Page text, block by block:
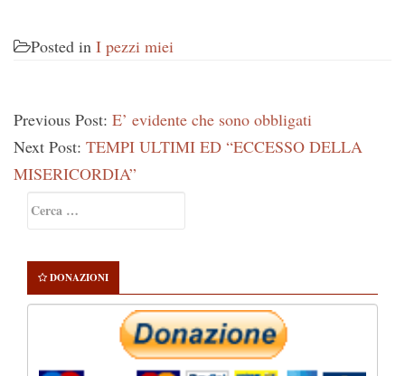
Posted in I pezzi miei
Previous Post: E’ evidente che sono obbligati
Next Post: TEMPI ULTIMI ED “ECCESSO DELLA
MISERICORDIA”
Sidebar
per:
DONAZIONI